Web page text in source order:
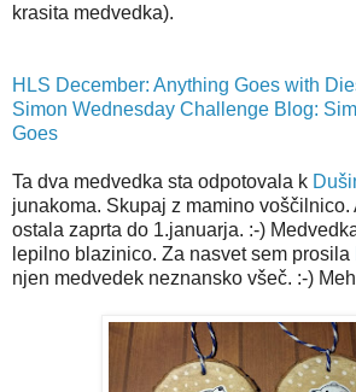
krasita medvedka).
HLS December: Anything Goes with
Simon Wednesday Challenge Blog:
Goes
Ta dva medvedka sta odpotovala k
junakoma. Skupaj z mamino voščilnico.
ostala zaprta do 1.januarja. :-)
lepilno blazinico. Za nasvet sem prosila
njen medvedek neznansko všeč. :-)